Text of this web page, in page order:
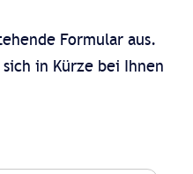
Formular aus.
in Kürze bei Ihnen